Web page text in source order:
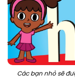
Các bạn nhỏ sẽ